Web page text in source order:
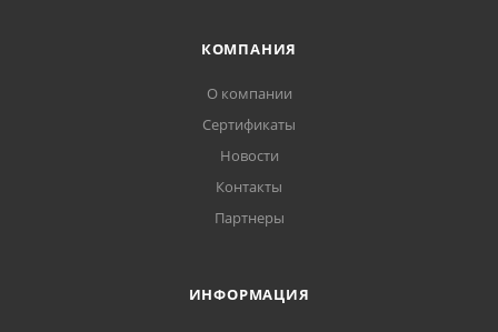
КОМПАНИЯ
О компании
Сертификаты
Новости
Контакты
Партнеры
ИНФОРМАЦИЯ